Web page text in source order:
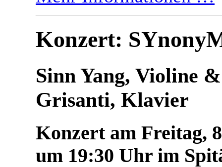
Konzert:
Sinn Yang, Violine
Grisanti, Klavier
Konzert am Freitag,
um 19:30 Uhr im